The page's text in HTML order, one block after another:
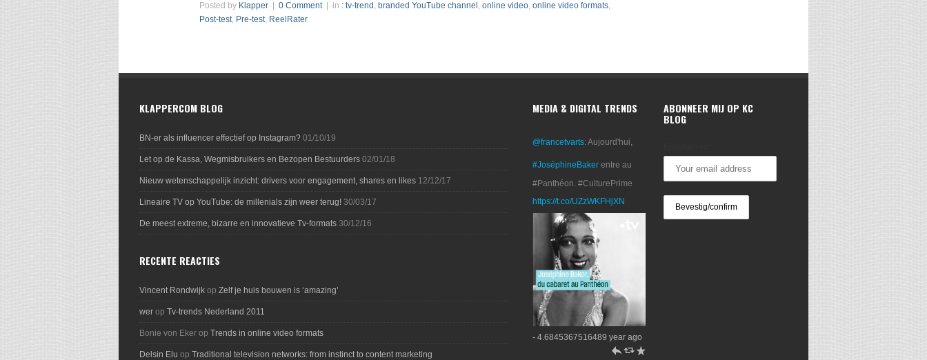
Posted by Klapper 0 Comment| in : tv-trend , branded YouTube channel , online video, online video formats,
Post-test, Pre-test, ReelRater
KLAPPERCOM BLOG
BN-er als influencer effectief op Instagram? 01/10/19
Let op de Kassa, Wegmisbruikers en Bezopen Bestuurders 02/01/18
Nieuw wetenschappelijk inzicht: drivers voor engagement, shares en likes 12/12/17
Lineaire TV op YouTube: de millenials zijn weer terug! 30/03/17
De meest extreme, bizarre en innovatieve Tv-formats 30/12/16
RECENTE REACTIES
Vincent Rondwijk op Zelf je huis bouwen is ‘amazing’
wer op Tv-trends Nederland 2011
Bonie von Eker op Trends in online video formats
Delsin Elu op Traditional television networks: from instinct to content marketing
MEDIA & DIGITAL TRENDS
@francetvarts: Aujourd'hui,
#JoséphineBaker entre au
#Panthéon. #CulturePrime
https://t.co/UZzWKFHjXN
- 4.6845367516489 year ago
h J R
ABONNEER MIJ OP KC
BLOG